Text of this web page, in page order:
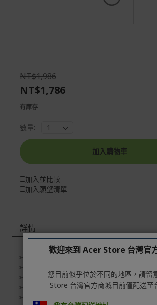
the
images
NT$1,986
NT$1,786
有庫存
數量:
加入購物車
加入並比較
加入願望清單
詳情
【規格說明】
➣品牌名稱：SAVEWO 救世
➣產品名稱：FlipDock 旋磁座充
➣產品型號：FD-W31Q2
➣產品材質：ABS+鋅合金+矽膠
➣USB-C輸入：9V ⎓ 3A
歡迎來到 Acer Store 台灣官
您目前似乎位於不同的地區，請留
Store 台灣官方商城目前僅配送至